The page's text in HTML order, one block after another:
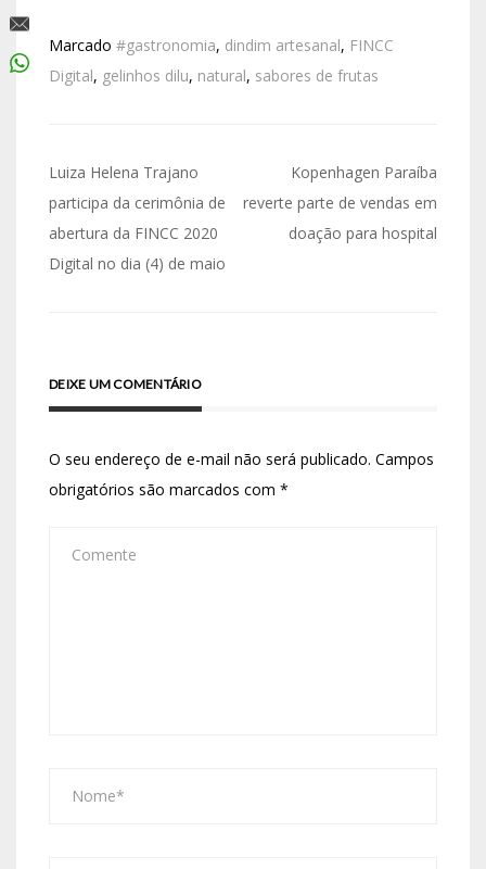
Marcado #gastronomia, dindim artesanal, FINCC
Digital, gelinhos dilu, natural, sabores de frutas
Luiza Helena Trajano
participa da cerimônia de
abertura da FINCC 2020
Digital no dia (4) de maio
Kopenhagen Paraíba
reverte parte de vendas em
doação para hospital
DEIXE UM COMENTÁRIO
O seu endereço de e-mail não será publicado. Campos
obrigatórios são marcados com *